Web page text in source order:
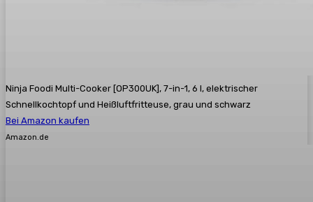
Ninja Foodi Multi-Cooker [OP300UK], 7-in-1, 6 l, elektrischer
Schnellkochtopf und Heißluftfritteuse, grau und schwarz
Bei Amazon kaufen
Amazon.de